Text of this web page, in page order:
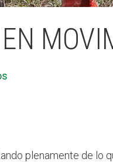
plenamente de lo